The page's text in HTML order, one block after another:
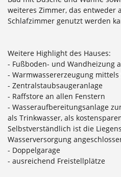
weiteres Zimmer, das entweder
Schlafzimmer genutzt werden
Weitere Highlight des Hauses:
- Fußboden- und Wandheizung
- Warmwassererzeugung mittels
- Zentralstaubsaugeranlage
- Raffstore an allen Fenstern
- Wasseraufbereitungsanlage
als Trinkwasser, als
Selbstverständlich ist die
Wasserversorgung
- Doppelgarage
- ausreichend Freistellplätze